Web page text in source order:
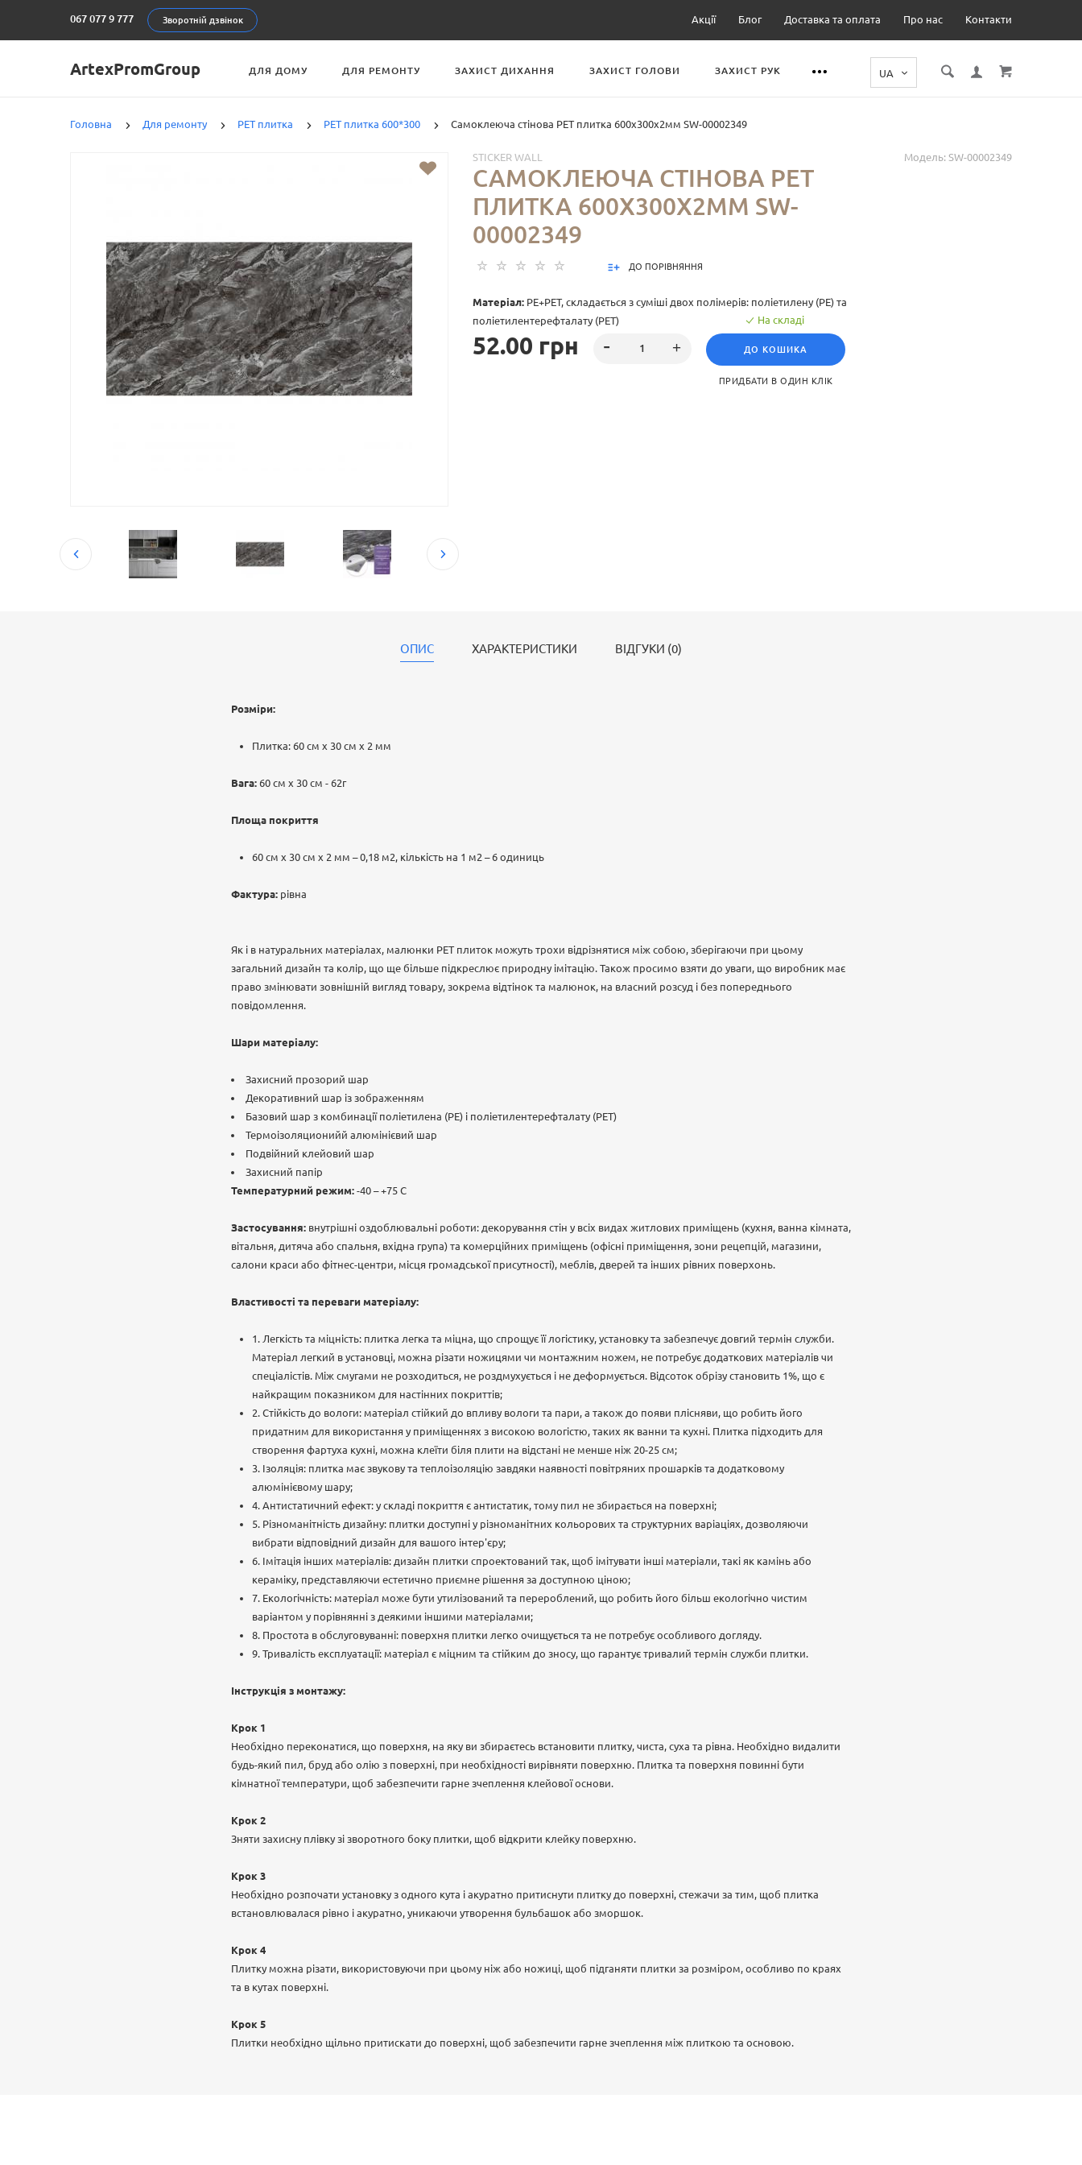
067 077 9 777 Зворотній дзвінок Акції Блог Доставка та оплата Про нас Контакти
ArtexPromGroup ДЛЯ ДОМУ ДЛЯ РЕМОНТУ ЗАХИСТ ДИХАННЯ ЗАХИСТ ГОЛОВИ ЗАХИСТ РУК
Головна Для ремонту PET плитка PET плитка 600*300 Самоклеюча стінова PET плитка 600х300х2мм SW-00002349
Модель: SW-00002349
STICKER WALL
САМОКЛЕЮЧА СТІНОВА PET
ПЛИТКА 600Х300Х2ММ SW-
00002349
ДО ПОРІВНЯННЯ
Матеріал: PE+PET, складається з суміші двох полімерів: поліетилену (PE) та
поліетилентерефталату (PET)
52.00 грн
На складі
ДО КОШИКА
ПРИДБАТИ В ОДИН КЛІК
ОПИС ХАРАКТЕРИСТИКИ ВІДГУКИ (0)
Розміри:
Плитка: 60 см х 30 см х 2 мм
Вага: 60 см х 30 см - 62г
Площа покриття
60 см х 30 см х 2 мм – 0,18 м2, кількість на 1 м2 – 6 одиниць
Фактура: рівна
Як і в натуральних матеріалах, малюнки РЕТ плиток можуть трохи відрізнятися між собою, зберігаючи при цьому
загальний дизайн та колір, що ще більше підкреслює природну імітацію. Також просимо взяти до уваги, що виробник має
право змінювати зовнішній вигляд товару, зокрема відтінок та малюнок, на власний розсуд і без попереднього
повідомлення.
Шари матеріалу:
Захисний прозорий шар
Декоративний шар із зображенням
Базовий шар з комбинації поліетилена (PE) і поліетилентерефталату (PET)
Термоізоляционийй алюмінієвий шар
Подвійний клейовий шар
Захисний папір
Температурний режим: -40 – +75 С
Застосування: внутрішні оздоблювальні роботи: декорування стін у всіх видах житлових приміщень (кухня, ванна кімната,
вітальня, дитяча або спальня, вхідна група) та комерційних приміщень (офісні приміщення, зони рецепцій, магазини,
салони краси або фітнес-центри, місця громадської присутності), меблів, дверей та інших рівних поверхонь.
Властивості та переваги матеріалу:
1. Легкість та міцність: плитка легка та міцна, що спрощує її логістику, установку та забезпечує довгий термін служби.
Матеріал легкий в установці, можна різати ножицями чи монтажним ножем, не потребує додаткових матеріалів чи
спеціалістів. Між смугами не розходиться, не роздмухується і не деформується. Відсоток обрізу становить 1%, що є
найкращим показником для настінних покриттів;
2. Стійкість до вологи: матеріал стійкий до впливу вологи та пари, а також до появи плісняви, що робить його
придатним для використання у приміщеннях з високою вологістю, таких як ванни та кухні. Плитка підходить для
створення фартуха кухні, можна клеїти біля плити на відстані не менше ніж 20-25 см;
3. Ізоляція: плитка має звукову та теплоізоляцію завдяки наявності повітряних прошарків та додатковому
алюмінієвому шару;
4. Антистатичний ефект: у складі покриття є антистатик, тому пил не збирається на поверхні;
5. Різноманітність дизайну: плитки доступні у різноманітних кольорових та структурних варіаціях, дозволяючи
вибрати відповідний дизайн для вашого інтер'єру;
6. Імітація інших матеріалів: дизайн плитки спроектований так, щоб імітувати інші матеріали, такі як камінь або
кераміку, представляючи естетично приємне рішення за доступною ціною;
7. Екологічність: матеріал може бути утилізований та перероблений, що робить його більш екологічно чистим
варіантом у порівнянні з деякими іншими матеріалами;
8. Простота в обслуговуванні: поверхня плитки легко очищується та не потребує особливого догляду.
9. Тривалість експлуатації: матеріал є міцним та стійким до зносу, що гарантує тривалий термін служби плитки.
Інструкція з монтажу:
Крок 1
Необхідно переконатися, що поверхня, на яку ви збираєтесь встановити плитку, чиста, суха та рівна. Необхідно видалити
будь-який пил, бруд або олію з поверхні, при необхідності вирівняти поверхню. Плитка та поверхня повинні бути
кімнатної температури, щоб забезпечити гарне зчеплення клейової основи.
Крок 2
Зняти захисну плівку зі зворотного боку плитки, щоб відкрити клейку поверхню.
Крок 3
Необхідно розпочати установку з одного кута і акуратно притиснути плитку до поверхні, стежачи за тим, щоб плитка
встановлювалася рівно і акуратно, уникаючи утворення бульбашок або зморшок.
Крок 4
Плитку можна різати, використовуючи при цьому ніж або ножиці, щоб підганяти плитки за розміром, особливо по краях
та в кутах поверхні.
Крок 5
Плитки необхідно щільно притискати до поверхні, щоб забезпечити гарне зчеплення між плиткою та основою.